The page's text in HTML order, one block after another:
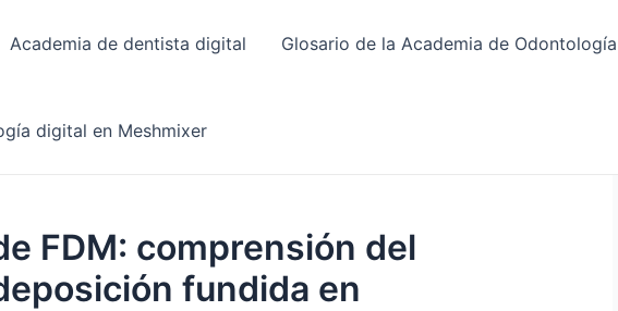
Academia de dentista digital Glosario de la Academia de
digital en Meshmixer
FDM: comprensión del
fundida en